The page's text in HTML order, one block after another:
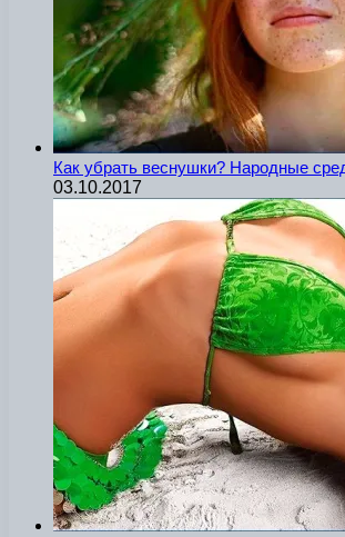
Как убрать веснушки? Народные
03.10.2017